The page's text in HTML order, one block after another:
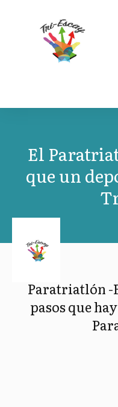
El
que un
Paratriatlón -
pasos que